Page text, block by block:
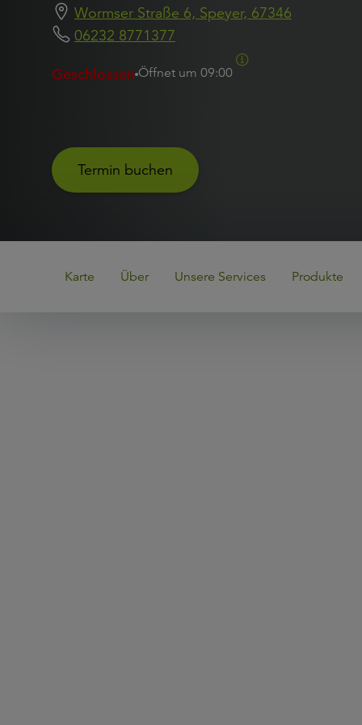
Wormser Straße 6, Speyer, 67346
06232 8771377
Geschlossen Öffnet um 09:00
Termin buchen
Karte Über Unsere Services Produkte